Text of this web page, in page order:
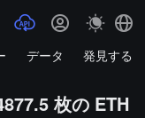
データ 発見する
枚の ETH